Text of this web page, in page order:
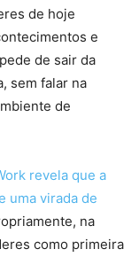
de hoje
e
de sair da
sem falar na
de
revela que a
uma virada de
na
como primeira